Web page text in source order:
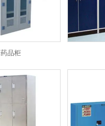
药品柜
药品柜